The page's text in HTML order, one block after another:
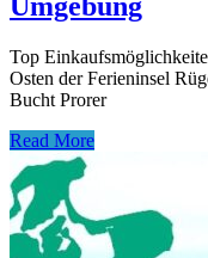
Umgebung
Top
Osten der Ferieninsel
Bucht Prorer
Read More